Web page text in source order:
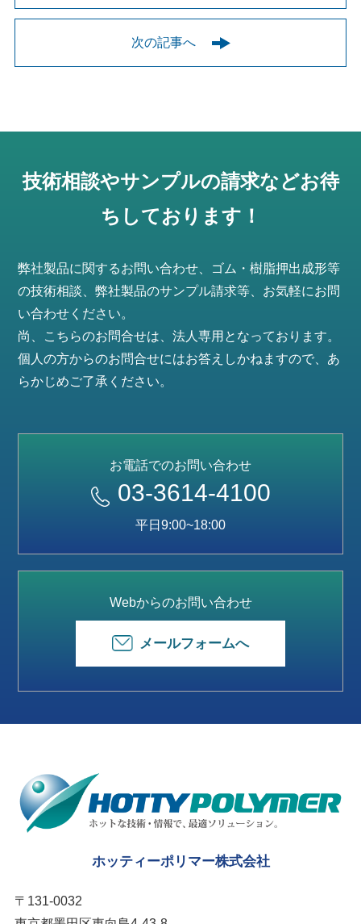
次の記事へ
技術相談やサンプルの請求などお待
ちしております！
弊社製品に関するお問い合わせ、ゴム・樹脂押出成形等
の技術相談、弊社製品のサンプル請求等、お気軽にお問
い合わせください。
尚、こちらのお問合せは、法人専用となっております。
個人の方からのお問合せにはお答えしかねますので、あ
らかじめご了承ください。
お電話でのお問い合わせ
03-3614-4100
平日9:00~18:00
Webからのお問い合わせ
メールフォームへ
ホッティーポリマー株式会社
〒131-0032